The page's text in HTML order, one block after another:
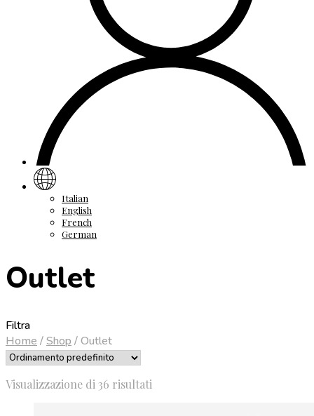
Italian
English
French
German
Outlet
Filtra
Home /Shop /Outlet
Visualizzazione di 36 risultati